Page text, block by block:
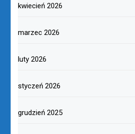
kwiecień 2026
marzec 2026
luty 2026
styczeń 2026
grudzień 2025